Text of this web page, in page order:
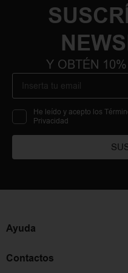
Y OBTÉN
He leído y acepto los
Privacidad
Ayuda
Contactos